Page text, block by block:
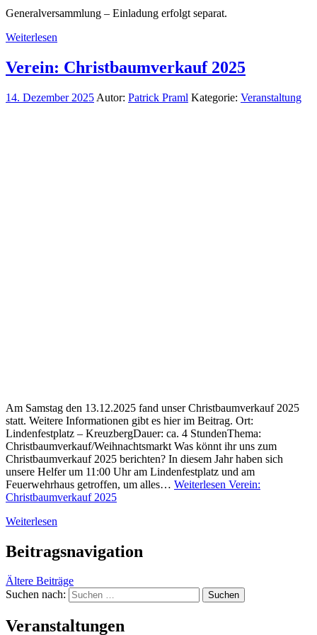
Generalversammlung – Einladung erfolgt separat.
Weiterlesen
Verein: Christbaumverkauf 2025
14. Dezember 2025 Autor: Patrick Praml Kategorie: Veranstaltung
Am Samstag den 13.12.2025 fand unser Christbaumverkauf 2025
statt. Weitere Informationen gibt es hier im Beitrag. Ort:
Lindenfestplatz – KreuzbergDauer: ca. 4 StundenThema:
Christbaumverkauf/Weihnachtsmarkt Was könnt ihr uns zum
Christbaumverkauf 2025 berichten? In diesem Jahr haben sich
unsere Helfer um 11:00 Uhr am Lindenfestplatz und am
Feuerwehrhaus getroffen, um alles… Weiterlesen Verein:
Christbaumverkauf 2025
Weiterlesen
Beitragsnavigation
Ältere Beiträge
Suchen nach:
Veranstaltungen